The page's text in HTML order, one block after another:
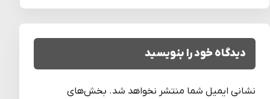
دیدگاه خود را بنویسید
نشانی ایمیل شما منتشر نخواهد شد. بخش‌های